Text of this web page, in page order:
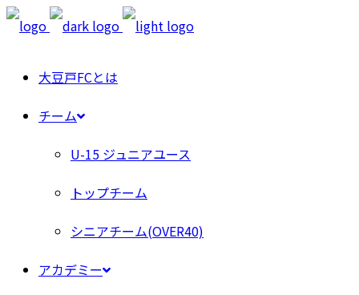
大豆戸FCとは
チーム
U-15 ジュニアユース
トップチーム
シニアチーム(OVER40)
アカデミー